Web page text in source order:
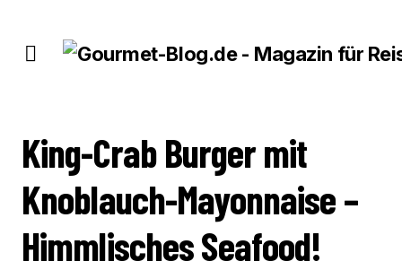
King-Crab Burger mit
Knoblauch-Mayonnaise –
Himmlisches Seafood!